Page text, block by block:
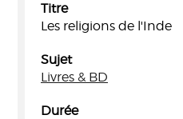
Titre
Les religions de l'Inde
Sujet
Livres & BD
Durée